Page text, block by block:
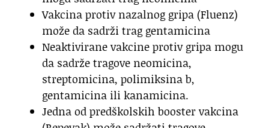
Vakcina protiv nazalnog gripa (Fluenz)
može da sadrži trag gentamicina
Neaktivirane vakcine protiv gripa mogu
da sadrže tragove neomicina,
streptomicina, polimiksina b,
gentamicina ili kanamicina.
Jedna od predškolskih booster vakcina